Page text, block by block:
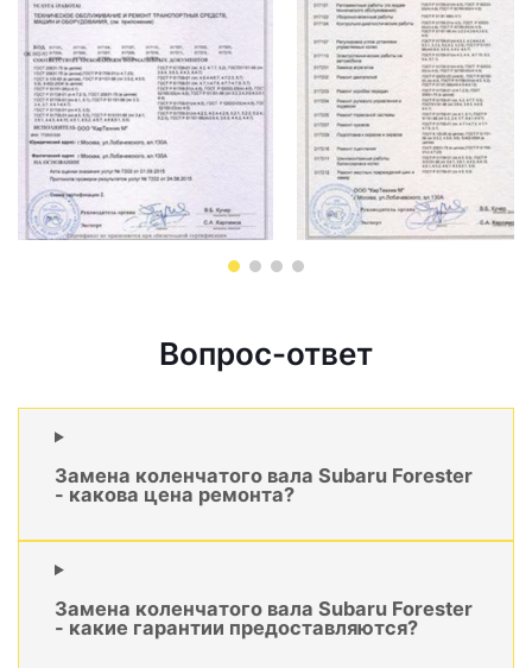
Вопрос-ответ
Замена коленчатого вала Subaru Forester
- какова цена ремонта?
Замена коленчатого вала Subaru Forester
- какие гарантии предоставляются?